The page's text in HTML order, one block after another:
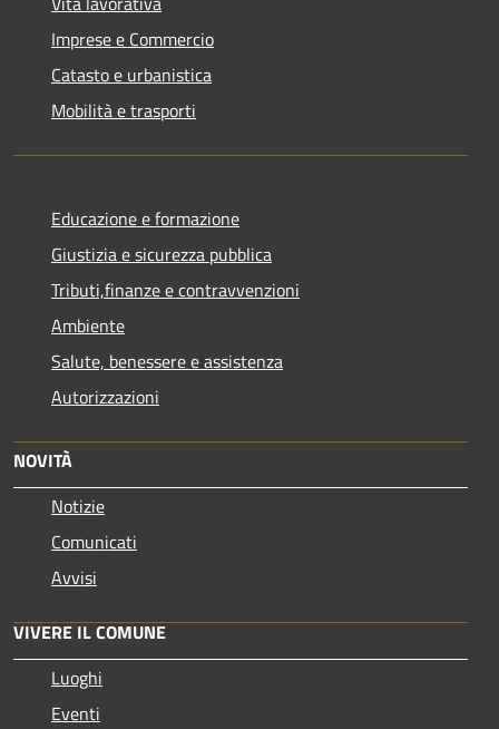
Imprese e Commercio
Catasto e urbanistica
Mobilità e trasporti
Educazione e formazione
Giustizia e sicurezza pubblica
Tributi,finanze e contravvenzioni
Ambiente
Salute, benessere e assistenza
Autorizzazioni
NOVITÀ
Notizie
Comunicati
Avvisi
VIVERE IL COMUNE
Luoghi
Eventi